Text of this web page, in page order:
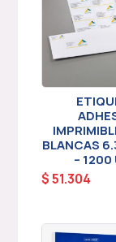
BLANCAS
– 1200
$51.304